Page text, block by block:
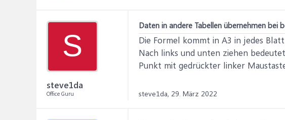
S
steve1da
Office Guru
Daten in andere Tabellen übernehmen bei
Die Formel kommt in A3 in jedes
Nach links und unten ziehen
Punkt mit gedrückter linker
steve1da, 29. März 2022